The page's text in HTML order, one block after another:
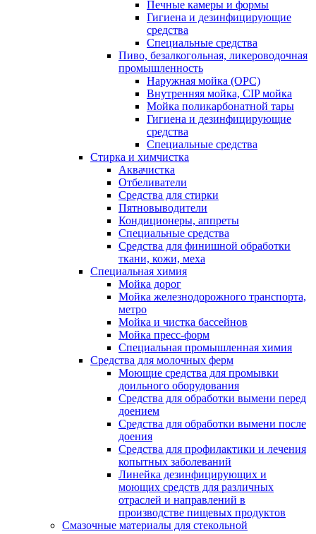
Печные камеры и формы
Гигиена и дезинфицирующие
средства
Специальные средства
Пиво, безалкогольная, ликероводочная
промышленность
Наружная мойка (ОРС)
Внутренняя мойка, CIP мойка
Мойка поликарбонатной тары
Гигиена и дезинфицирующие
средства
Специальные средства
Стирка и химчистка
Аквачистка
Отбеливатели
Средства для стирки
Пятновыводители
Кондиционеры, аппреты
Специальные средства
Средства для финишной обработки
ткани, кожи, меха
Специальная химия
Мойка дорог
Мойка железнодорожного транспорта,
метро
Мойка и чистка бассейнов
Мойка пресс-форм
Специальная промышленная химия
Средства для молочных ферм
Моющие средства для промывки
доильного оборудования
Средства для обработки вымени перед
доением
Средства для обработки вымени после
доения
Средства для профилактики и лечения
копытных заболеваний
Линейка дезинфицирующих и
моющих средств для различных
отраслей и направлений в
производстве пищевых продуктов
Смазочные материалы для стекольной